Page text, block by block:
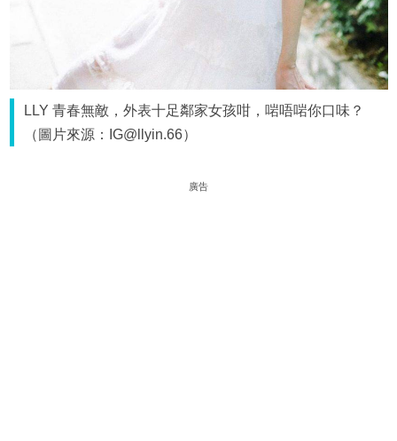
LLY 青春無敵，外表十足鄰家女孩咁，啱唔啱你口味？
（圖片來源：IG@llyin.66）
廣告